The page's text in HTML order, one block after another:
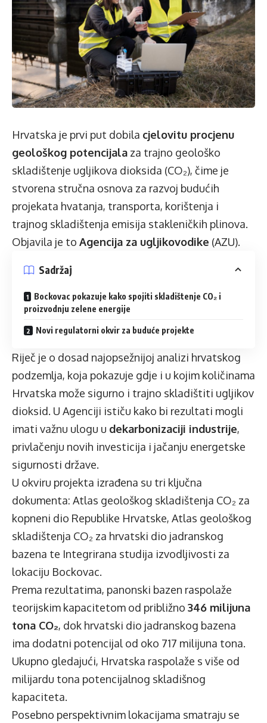
Hrvatska je prvi put dobila cjelovitu procjenu
geološkog potencijala za trajno geološko
skladištenje ugljikova dioksida (CO₂), čime je
stvorena stručna osnova za razvoj budućih
projekata hvatanja, transporta, korištenja i
trajnog skladištenja emisija stakleničkih plinova.
Objavila je to Agencija za ugljikovodike (AZU).
Sadržaj
Bockovac pokazuje kako spojiti skladištenje CO₂ i
proizvodnju zelene energije
Novi regulatorni okvir za buduće projekte
Riječ je o dosad najopsežnijoj analizi hrvatskog
podzemlja, koja pokazuje gdje i u kojim količinama
Hrvatska može sigurno i trajno skladištiti ugljikov
dioksid. U Agenciji ističu kako bi rezultati mogli
imati važnu ulogu u dekarbonizaciji industrije,
privlačenju novih investicija i jačanju energetske
sigurnosti države.
U okviru projekta izrađena su tri ključna
dokumenta: Atlas geološkog skladištenja CO₂ za
kopneni dio Republike Hrvatske, Atlas geološkog
skladištenja CO₂ za hrvatski dio jadranskog
bazena te Integrirana studija izvodljivosti za
lokaciju Bockovac.
Prema rezultatima, panonski bazen raspolaže
teorijskim kapacitetom od približno 346 milijuna
tona CO₂, dok hrvatski dio jadranskog bazena
ima dodatni potencijal od oko 717 milijuna tona.
Ukupno gledajući, Hrvatska raspolaže s više od
milijardu tona potencijalnog skladišnog
kapaciteta.
Posebno perspektivnim lokacijama smatraju se